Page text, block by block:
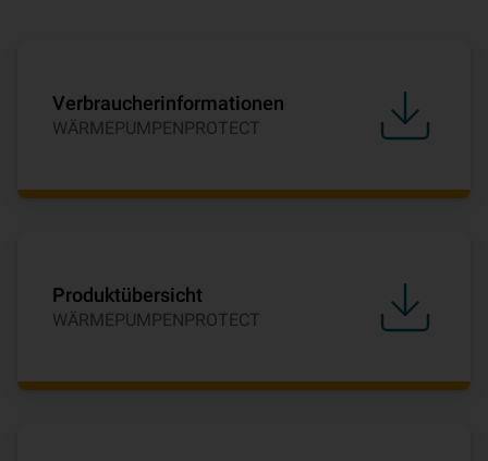
Verbraucherinformationen
WÄRMEPUMPENPROTECT
Produktübersicht
WÄRMEPUMPENPROTECT